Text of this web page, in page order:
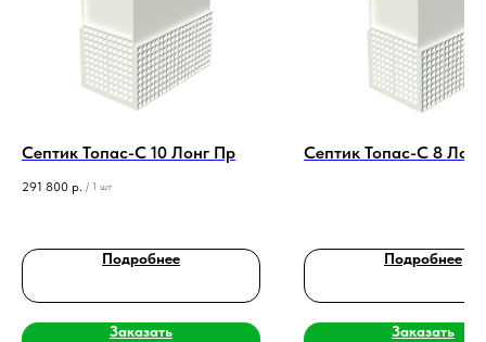
Септик Топас-С 10 Лонг Пр
291 800 р. / 1 шт
Подробнее
Заказать
Септик Топас-С 8
Подробнее
Заказать